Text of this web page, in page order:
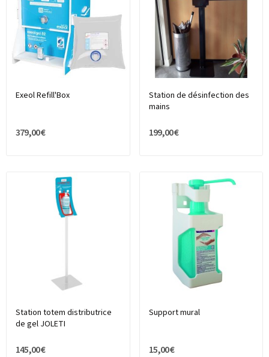
Exeol Refill'Box
379,00 €
Station de désinfection des
mains
199,00 €
Station totem distributrice
de gel JOLETI
145,00 €
Support mural
15,00 €